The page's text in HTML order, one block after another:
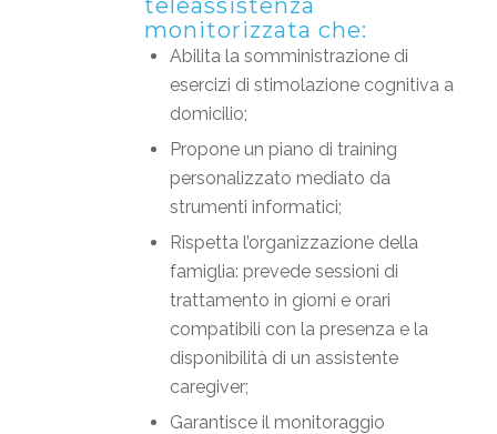
monitorizzata che:
Abilita la somministrazione di
esercizi di stimolazione cognitiva a
domicilio;
Propone un piano di training
personalizzato mediato da
strumenti informatici;
Rispetta l’organizzazione della
famiglia: prevede sessioni di
trattamento in giorni e orari
compatibili con la presenza e la
disponibilità di un assistente
caregiver;
Garantisce il monitoraggio